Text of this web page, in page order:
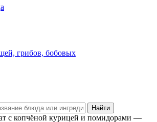
грибов, бобовых
с копчёной курицей и помидорами —